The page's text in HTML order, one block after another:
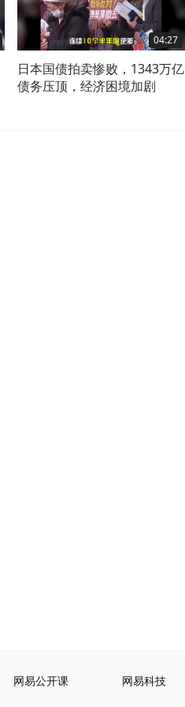
04:27
日本国债拍卖惨败，1343万亿
债务压顶，经济困境加剧
网易公开课 网易科技